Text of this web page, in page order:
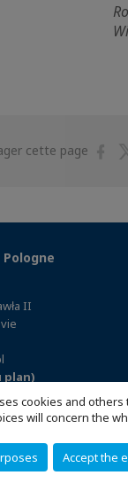
cookies and
will concern the
Accept the
cette page
Pologne
II
plan)